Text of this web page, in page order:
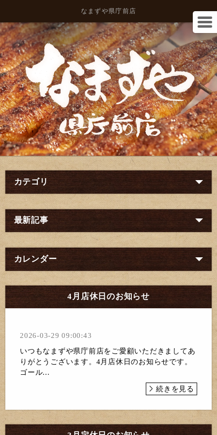
なまずや県庁前店
カテゴリ
最新記事
カレンダー
4月店休日のお知らせ
2026-03-29 09:00:43
いつもなまずや県庁前店をご愛顧いただきましてあ
りがとうございます。4月店休日のお知らせです。
ゴール...
続きを見る